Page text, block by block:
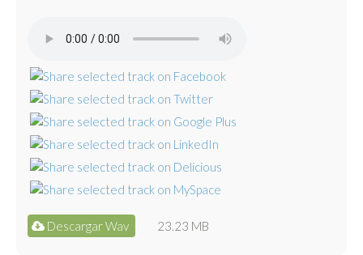
Descargar Wav 23.23 MB